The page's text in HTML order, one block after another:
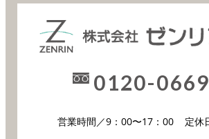
0120-
営業時間／9：00〜17：00 定休